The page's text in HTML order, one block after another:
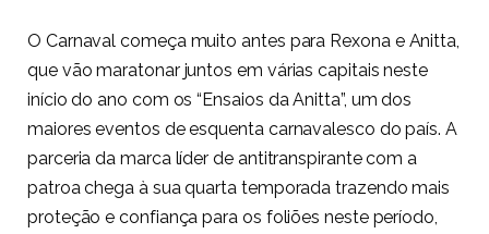
O Carnaval começa muito antes para Rexona e Anitta,
que vão maratonar juntos em várias capitais neste
início do ano com os “Ensaios da Anitta”, um dos
maiores eventos de esquenta carnavalesco do país. A
parceria da marca líder de antitranspirante com a
patroa chega à sua quarta temporada trazendo mais
proteção e confiança para os foliões neste período,